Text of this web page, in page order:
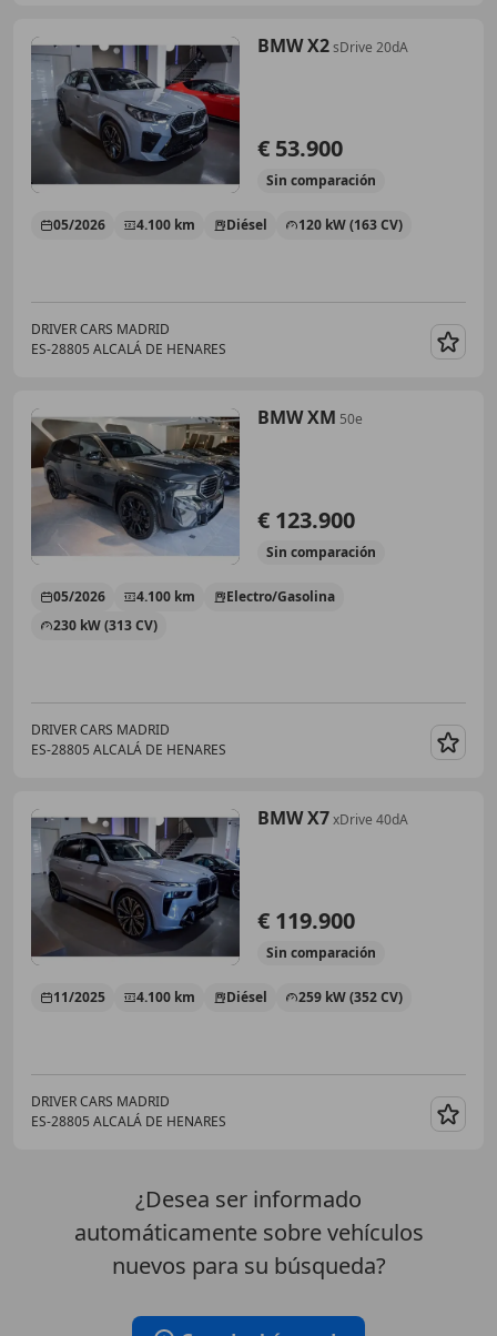
BMW X2sDrive 20dA
€ 53.900
Sin comparación
05/2026 4.100 km Diésel 120 kW (163 CV)
DRIVER CARS MADRID
ES-28805 ALCALÁ DE HENARES
BMW XM 50e
€ 123.900
Sin comparación
05/2026 4.100 km
Electro/Gasolina
230 kW (313 CV)
DRIVER CARS MADRID
ES-28805 ALCALÁ DE HENARES
BMW X7xDrive 40dA
€ 119.900
Sin comparación
11/2025 4.100 km Diésel 259 kW (352 CV)
DRIVER CARS MADRID
ES-28805 ALCALÁ DE HENARES
¿Desea ser informado
automáticamente sobre vehículos
nuevos para su búsqueda?